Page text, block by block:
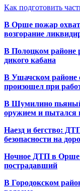
Как подготовить
В Орше пожар
возгорание
В Полоцком районе
дикого кабана
В Ушачском районе
произошел при
В Шумилино пьяный
оружием и пытался
Наезд и бегство:
безопасности на
Ночное ДТП в Орше:
пострадавший
В Городокском